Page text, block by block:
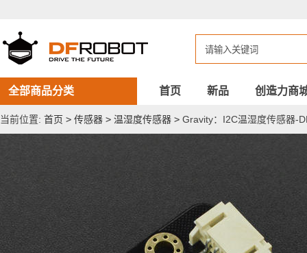
湿
度
传
感
器-
DHT20
全部商品分类 首页 新品 创造力商
当前位置: 首页 > 传感器 > 温湿度传感器 > Gravity：I2C温湿度传感器-